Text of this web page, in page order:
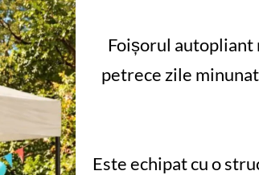
Foișorul autopliant
petrece zile
Este echipat cu o